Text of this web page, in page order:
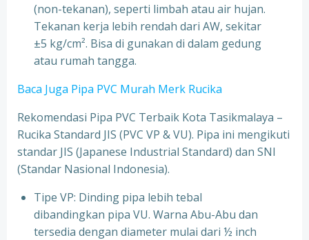
(non-tekanan), seperti limbah atau air hujan.
Tekanan kerja lebih rendah dari AW, sekitar
±5 kg/cm². Bisa di gunakan di dalam gedung
atau rumah tangga.
Baca Juga Pipa PVC Murah Merk Rucika
Rekomendasi Pipa PVC Terbaik Kota Tasikmalaya –
Rucika Standard JIS (PVC VP & VU). Pipa ini mengikuti
standar JIS (Japanese Industrial Standard) dan SNI
(Standar Nasional Indonesia).
Tipe VP: Dinding pipa lebih tebal
dibandingkan pipa VU. Warna Abu-Abu dan
tersedia dengan diameter mulai dari ½ inch